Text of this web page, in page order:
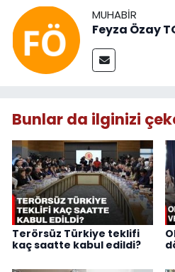
MUHABIR
Feyza Özay
Bunlar da ilginizi
Terörsüz Türkiye teklifi
kaç saatte kabul edildi?